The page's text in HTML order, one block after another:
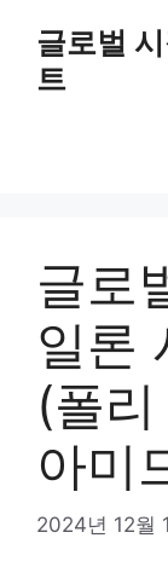
content
글로벌
트
글로
일론
(폴
아미
2024년 12월